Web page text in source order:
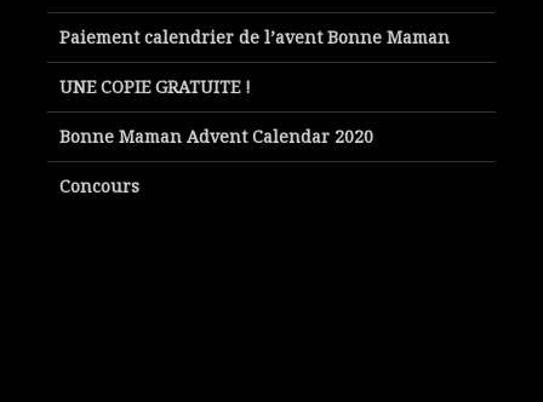
Paiement calendrier de l’avent Bonne Maman
UNE COPIE GRATUITE !
Bonne Maman Advent Calendar 2020
Concours